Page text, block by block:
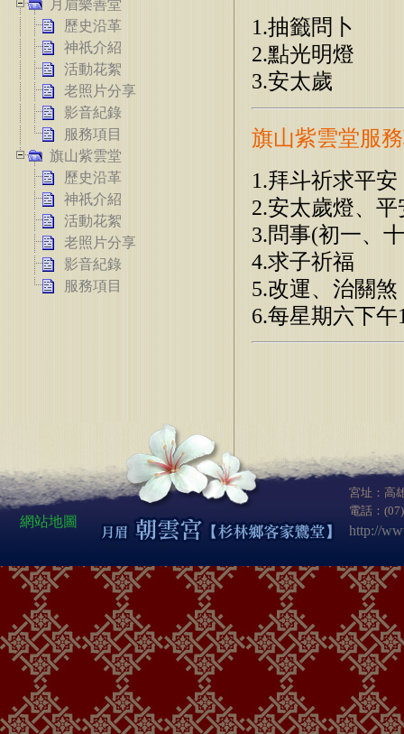
月眉樂善堂
歷史沿革
神祇介紹
活動花絮
老照片分享
影音紀錄
服務項目
旗山紫雲堂
歷史沿革
神祇介紹
活動花絮
老照片分享
影音紀錄
服務項目
1.抽籤問卜
2.點光明燈
3.安太歲
旗山紫雲堂服
1.拜斗祈求平安
2.安太歲燈、平
3.問事(初一、
4.求子祈福
5.改運、治關煞
6.每星期六下
網站地圖
宮址：高
電話：
http://